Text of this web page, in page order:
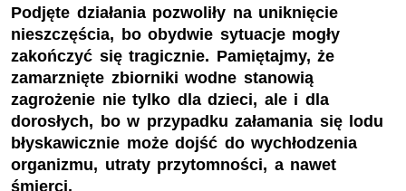
Podjęte działania pozwoliły na uniknięcie
nieszczęścia, bo obydwie sytuacje mogły
zakończyć się tragicznie. Pamiętajmy, że
zamarznięte zbiorniki wodne stanowią
zagrożenie nie tylko dla dzieci, ale i dla
dorosłych, bo w przypadku załamania się lodu
błyskawicznie może dojść do wychłodzenia
organizmu, utraty przytomności, a nawet
śmierci.